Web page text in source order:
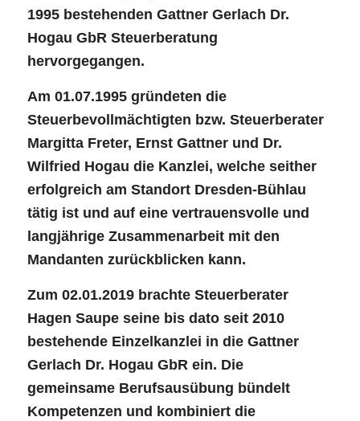
1995 bestehenden Gattner Gerlach Dr.
Hogau GbR Steuerberatung
hervorgegangen.
Am 01.07.1995 gründeten die
Steuerbevollmächtigten bzw. Steuerberater
Margitta Freter, Ernst Gattner und Dr.
Wilfried Hogau die Kanzlei, welche seither
erfolgreich am Standort Dresden-Bühlau
tätig ist und auf eine vertrauensvolle und
langjährige Zusammenarbeit mit den
Mandanten zurückblicken kann.
Zum 02.01.2019 brachte Steuerberater
Hagen Saupe seine bis dato seit 2010
bestehende Einzelkanzlei in die Gattner
Gerlach Dr. Hogau GbR ein. Die
gemeinsame Berufsausübung bündelt
Kompetenzen und kombiniert die